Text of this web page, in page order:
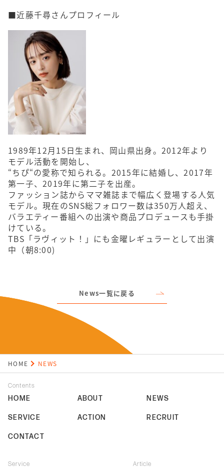
■近藤千尋さんプロフィール
1989年12月15日生まれ、岡山県出身。2012年より
モデル活動を開始し、
“ちぴ“の愛称で知られる。2015年に結婚し、2017年
第一子、2019年に第二子を出産。
ファッション誌からママ雑誌まで幅広く登場する人気
モデル。現在のSNS総フォロワー数は350万人超え、
バラエティー番組への出演や商品プロデュースも手掛
けている。
TBS「ラヴィット！」にも金曜レギュラーとして出演
中（朝8:00)
News一覧に戻る
HOME NEWS
Contents
HOME ABOUT NEWS
SERVICE ACTION RECRUIT
CONTACT
Service Article